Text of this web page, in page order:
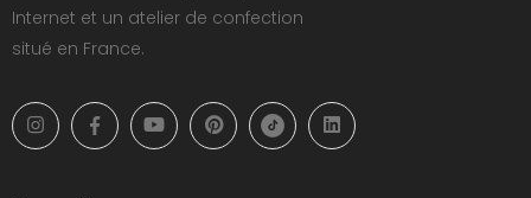
Internet et un atelier de confection
situé en France.